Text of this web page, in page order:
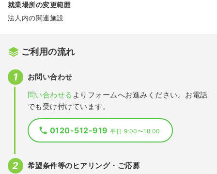
就業場所の変更範囲
法人内の関連施設
ご利用の流れ
お問い合わせ
問い合わせる よりフォームへお進みください。お電話
でも受け付けています。
0120-512-919平日 9:00〜18:00
希望条件等のヒアリング・ご応募